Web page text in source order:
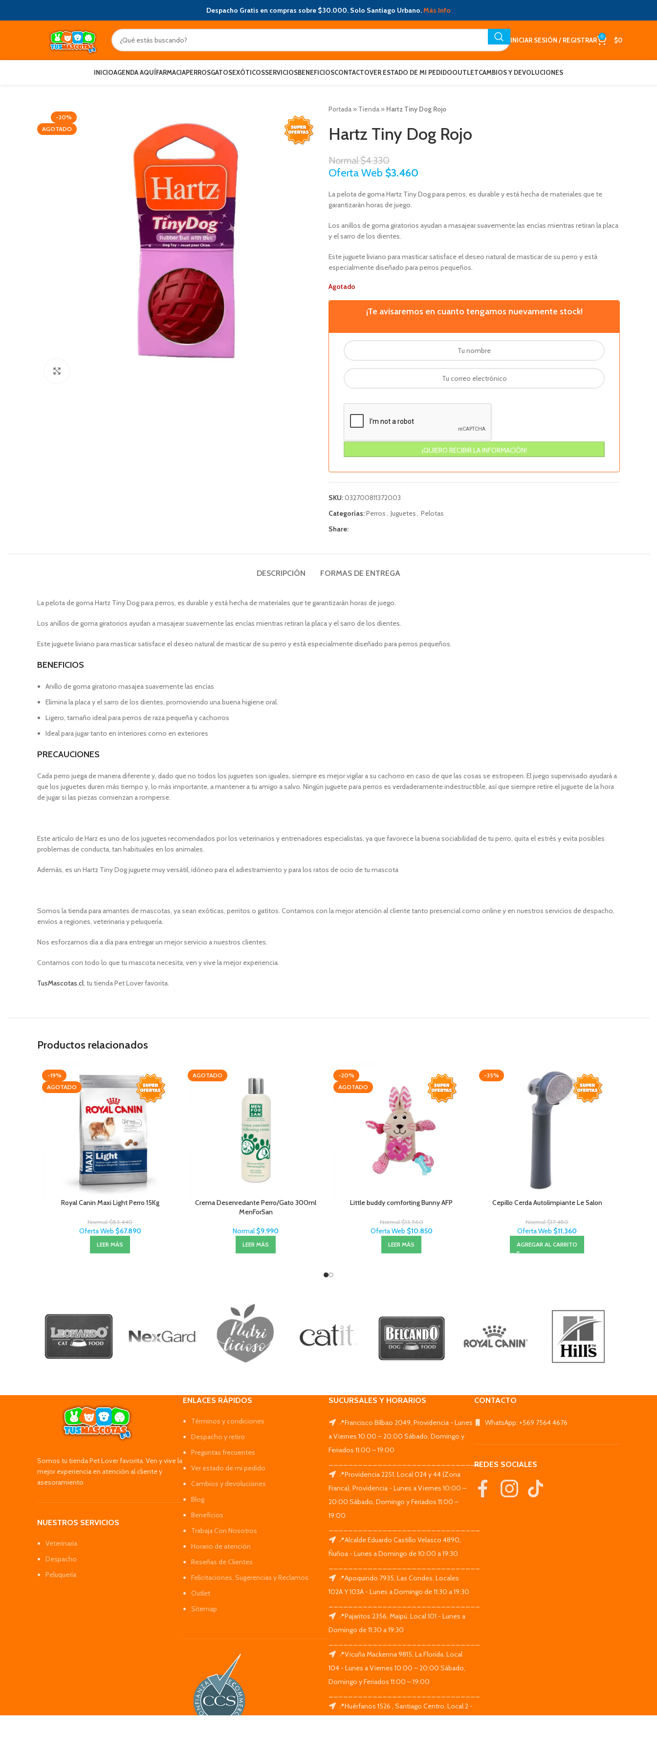
Despacho Gratis en compras sobre $30.000. Solo Santiago Urbano.Más Info
INICIAR SESIÓN / REGISTRAR 0 $0
INICIOAGENDA AQUÍFARMACIAPERROSGATOSEXÓTICOSSERVICIOSBENEFICIOSCONTACTOVER ESTADO DE MI PEDIDOOUTLETCAMBIOS Y DEVOLUCIONES
-20%
AGOTADO
Portada » Tienda » Hartz Tiny Dog Rojo
Hartz Tiny Dog Rojo
Normal$4.330
Oferta Web $3.460
La pelota de goma Hartz Tiny Dog para perros, es durable y está hecha de materiales que te
garantizarán horas de juego.
Los anillos de goma giratorios ayudan a masajear suavemente las encías mientras retiran la placa
y el sarro de los dientes.
Este juguete liviano para masticar satisface el deseo natural de masticar de su perro y está
especialmente diseñado para perros pequeños.
Agotado
¡Te avisaremos en cuanto tengamos nuevamente stock!
SKU:032700811372003
Categorías:Perros, Juguetes, Pelotas
Share:
DESCRIPCIÓN FORMAS DE ENTREGA
La pelota de goma Hartz Tiny Dog para perros, es durable y está hecha de materiales que te garantizarán horas de juego.
Los anillos de goma giratorios ayudan a masajear suavemente las encías mientras retiran la placa y el sarro de los dientes.
Este juguete liviano para masticar satisface el deseo natural de masticar de su perro y está especialmente diseñado para perros pequeños.
BENEFICIOS
Anillo de goma giratorio masajea suavemente las encías
Elimina la placa y el sarro de los dientes, promoviendo una buena higiene oral.
Ligero, tamaño ideal para perros de raza pequeña y cachorros
Ideal para jugar tanto en interiores como en exteriores
PRECAUCIONES
Cada perro juega de manera diferente y, dado que no todos los juguetes son iguales, siempre es mejor vigilar a su cachorro en caso de que las cosas se estropeen. El juego supervisado ayudará a
que los juguetes duren más tiempo y, lo más importante, a mantener a tu amigo a salvo. Ningún juguete para perros es verdaderamente indestructible, así que siempre retire el juguete de la hora
de jugar si las piezas comienzan a romperse.
Este artículo de Harz es uno de los juguetes recomendados por los veterinarios y entrenadores especialistas, ya que favorece la buena sociabilidad de tu perro, quita el estrés y evita posibles
problemas de conducta, tan habituales en los animales.
Además, es un Hartz Tiny Dog juguete muy versátil, idóneo para el adiestramiento y para los ratos de ocio de tu mascota
Somos la tienda para amantes de mascotas, ya sean exóticas, perritos o gatitos. Contamos con la mejor atención al cliente tanto presencial como online y en nuestros servicios de despacho,
envíos a regiones, veterinaria y peluquería.
Nos esforzamos día a día para entregar un mejor servicio a nuestros clientes.
Contamos con todo lo que tu mascota necesita, ven y vive la mejor experiencia.
TusMascotas.cl, tu tienda Pet Lover favorita.
Productos relacionados
-19%
AGOTADO
Royal Canin Maxi Light Perro 15Kg
Normal$83.440
Oferta Web $67.890
LEER MÁS
AGOTADO
Crema Desenredante Perro/Gato 300ml
MenForSan
Normal $9.990
LEER MÁS
-20%
AGOTADO
Little buddy comforting Bunny AFP
Normal$13.560
Oferta Web $10.850
LEER MÁS
-35%
Cepillo Cerda Autolimpiante Le Salon
Normal$17.480
Oferta Web $11.360
AGREGAR AL CARRITO
Somos tu tienda Pet Lover favorita. Ven y vive la
mejor experiencia en atención al cliente y
asesoramiento
NUESTROS SERVICIOS
Veterinaria
Despacho
Peluquería
ENLACES RÁPIDOS
Términos y condiciones
Despacho y retiro
Preguntas frecuentes
Ver estado de mi pedido
Cambios y devoluciones
Blog
Beneficios
Trabaja Con Nosotros
Horario de atención
Reseñas de Clientes
Felicitaciones, Sugerencias y Reclamos
Outlet
Sitemap
SUCURSALES Y HORARIOS
📍Francisco Bilbao 2049, Providencia - Lunes
a Viernes 10:00 – 20:00 Sábado, Domingo y
Feriados 11:00 – 19:00
_______________________________
📍Providencia 2251. Local 024 y 44 (Zona
Franca), Providencia - Lunes a Viernes 10:00 –
20:00 Sábado, Domingo y Feriados 11:00 –
19:00
📍Alcalde Eduardo Castillo Velasco 4890,
Ñuñoa - Lunes a Domingo de 10:00 a 19:30
📍Apoquindo 7935, Las Condes. Locales
102A Y 103A - Lunes a Domingo de 11:30 a 19:30
📍Pajaritos 2356, Maipú. Local 101 - Lunes a
Domingo de 11:30 a 19:30
📍Vicuña Mackenna 9815, La Florida. Local
104 - Lunes a Viernes 10:00 – 20:00 Sábado,
Domingo y Feriados 11:00 – 19:00
📍Huérfanos 1526 , Santiago Centro. Local 2 -
CONTACTO
WhatsApp: +569 7564 4676
REDES SOCIALES